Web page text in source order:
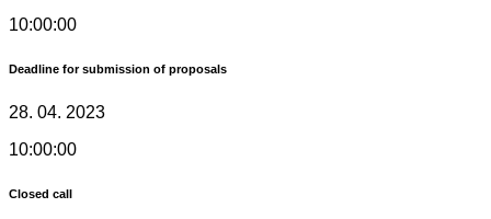
10:00:00
Deadline for submission of proposals
28. 04. 2023
10:00:00
Closed call